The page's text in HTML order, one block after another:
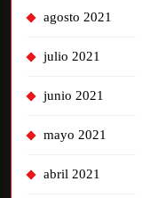
agosto 2021
julio 2021
junio 2021
mayo 2021
abril 2021